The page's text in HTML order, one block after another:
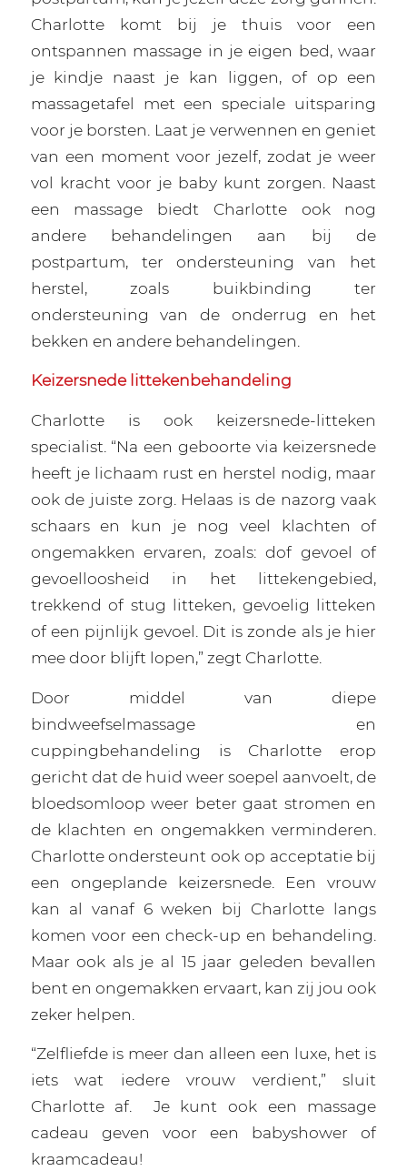
Charlotte komt bij je thuis voor een
ontspannen massage in je eigen bed, waar
je kindje naast je kan liggen, of op een
massagetafel met een speciale uitsparing
voor je borsten. Laat je verwennen en geniet
van een moment voor jezelf, zodat je weer
vol kracht voor je baby kunt zorgen. Naast
een massage biedt Charlotte ook nog
andere behandelingen aan bij de
postpartum, ter ondersteuning van het
herstel, zoals buikbinding ter
ondersteuning van de onderrug en het
bekken en andere behandelingen.
Keizersnede littekenbehandeling
Charlotte is ook keizersnede-litteken
specialist. “Na een geboorte via keizersnede
heeft je lichaam rust en herstel nodig, maar
ook de juiste zorg. Helaas is de nazorg vaak
schaars en kun je nog veel klachten of
ongemakken ervaren, zoals: dof gevoel of
gevoelloosheid in het littekengebied,
trekkend of stug litteken, gevoelig litteken
of een pijnlijk gevoel. Dit is zonde als je hier
mee door blijft lopen,” zegt Charlotte.
Door middel van diepe
bindweefselmassage en
cuppingbehandeling is Charlotte erop
gericht dat de huid weer soepel aanvoelt, de
bloedsomloop weer beter gaat stromen en
de klachten en ongemakken verminderen.
Charlotte ondersteunt ook op acceptatie bij
een ongeplande keizersnede. Een vrouw
kan al vanaf 6 weken bij Charlotte langs
komen voor een check-up en behandeling.
Maar ook als je al 15 jaar geleden bevallen
bent en ongemakken ervaart, kan zij jou ook
zeker helpen.
“Zelfliefde is meer dan alleen een luxe, het is
iets wat iedere vrouw verdient,” sluit
Charlotte af.
Je kunt ook een massage
cadeau geven voor een babyshower of
kraamcadeau!